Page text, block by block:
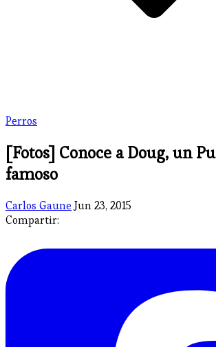
Perros
[Fotos] Conoce a Doug, un
famoso
Carlos Gaune Jun 23, 2015
Compartir: